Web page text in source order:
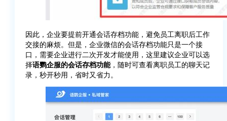
因此，企业要提前开通会话存档功能，避免员工离职后工作
交接的麻烦。但是，企业微信的会话存档功能只是一个接
口，需要企业进行二次开发才能使用，这里建议企业可以选
择语鹦企服的会话存档功能，随时可查看离职员工的聊天记
录，秒开秒用，省时又省力。